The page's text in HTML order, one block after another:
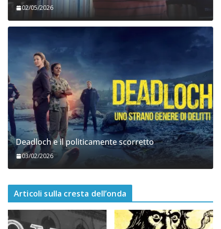
02/05/2026
Deadloch e il politicamente scorretto
03/02/2026
Articoli sulla cresta dell’onda